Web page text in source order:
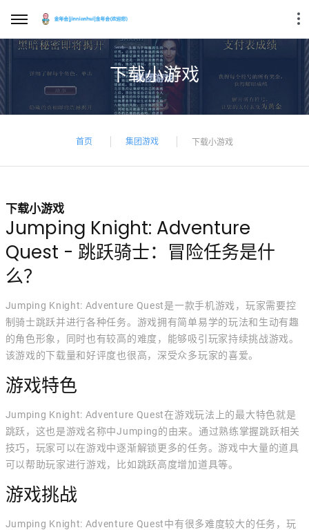
下载小游戏
首页 集团游戏 下载小游戏
下载小游戏
Jumping Knight: Adventure
Quest - 跳跃骑士：冒险任务是什
么？
Jumping Knight: Adventure Quest是一款手机游戏，玩家需要控
制骑士跳跃并进行各种任务。游戏拥有简单易学的玩法和生动有趣
的角色形象，同时也有较高的难度，能够吸引玩家持续挑战游戏。
该游戏的下载量和好评度也很高，深受众多玩家的喜爱。
游戏特色
Jumping Knight: Adventure Quest在游戏玩法上的最大特色就是
跳跃，这也是游戏名称中Jumping的由来。通过熟练掌握跳跃相关
技巧，玩家可以在游戏中逐渐解锁更多的任务。游戏中大量的道具
可以帮助玩家进行游戏，比如跳跃高度增加道具等。
游戏挑战
Jumping Knight: Adventure Quest中有很多难度较大的任务，玩